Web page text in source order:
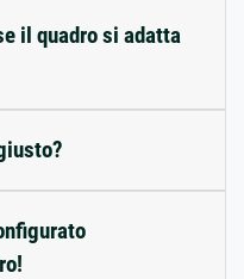
il quadro si adatta